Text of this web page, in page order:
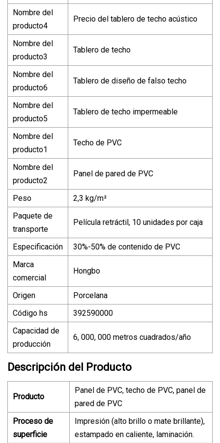
Nombre del
producto4
Precio del tablero de techo acústico
Nombre del
producto3
Tablero de techo
Nombre del
producto6
Tablero de diseño de falso techo
Nombre del
producto5
Tablero de techo impermeable
Nombre del
producto1
Techo de PVC
Nombre del
producto2
Panel de pared de PVC
Peso
2,3 kg/m²
Paquete de
transporte
Película retráctil, 10 unidades por caja
Especificación
30%-50% de contenido de PVC
Marca
comercial
Hongbo
Origen
Porcelana
Código hs
392590000
Capacidad de
producción
6, 000, 000 metros cuadrados/año
Descripción del Producto
Producto
Panel de PVC, techo de PVC, panel de
pared de PVC
Proceso de
superficie
Impresión (alto brillo o mate brillante),
estampado en caliente, laminación.